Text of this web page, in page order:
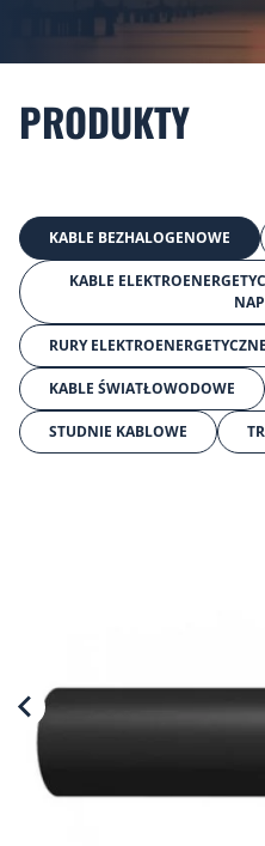
PRODUKTY
KABLE BEZHALOGENOWE
KABLE
RURY ELEKTROENERGETYCZNE
KABLE ŚWIATŁOWODOWE
STUDNIE KABLOWE